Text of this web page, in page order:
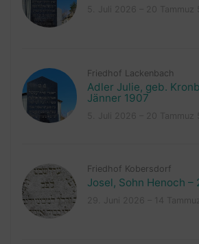
Friedhof Lackenbach
Adler Julie, geb.
Jänner 1907
Friedhof Kobersdorf
Josel, Sohn Henoch –